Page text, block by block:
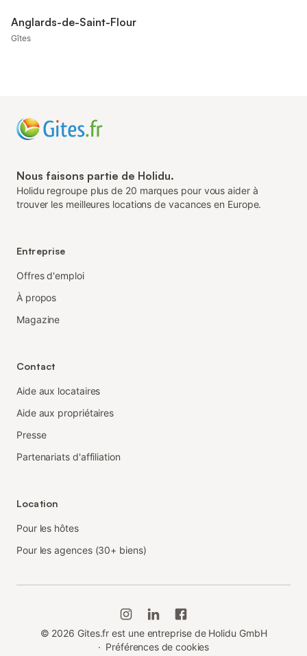
Anglards-de-Saint-Flour
Gîtes
Nous faisons partie de Holidu.
Holidu regroupe plus de 20 marques pour vous aider à
trouver les meilleures locations de vacances en Europe.
Entreprise
Offres d'emploi
À propos
Magazine
Contact
Aide aux locataires
Aide aux propriétaires
Presse
Partenariats d'affiliation
Location
Pour les hôtes
Pour les agences (30+ biens)
© 2026 Gites.fr est une entreprise de Holidu GmbH
· Préférences de cookies